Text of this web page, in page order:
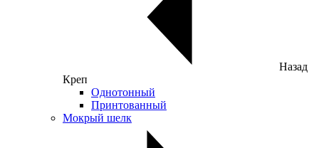
Назад
Креп
Однотонный
Принтованный
Мокрый шелк